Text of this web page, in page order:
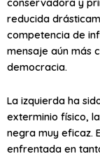
reducida
competencia de
mensaje aún más
democracia.
La izquierda ha
exterminio físico,
negra muy eficaz.
enfrentada en